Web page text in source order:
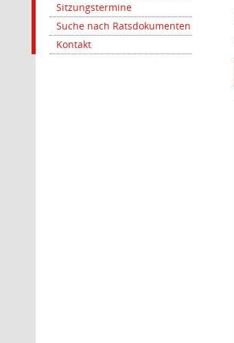
Sitzungstermine
Suche nach Ratsdokumenten
Kontakt